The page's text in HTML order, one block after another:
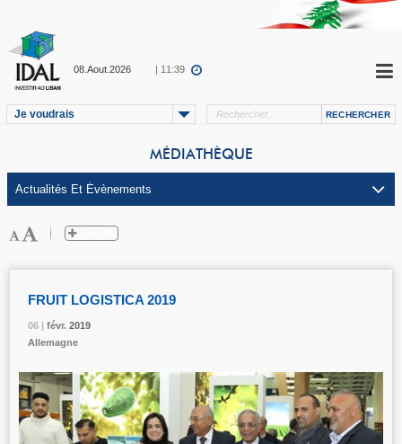
08.Aout.2026 | 11:39
Je voudrais
MÉDIATHÈQUE
06 | févr. 2019
FRUIT LOGISTICA 2019
06 | févr. 2019
Allemagne
06 | févr. 2019
06 | févr. 2019